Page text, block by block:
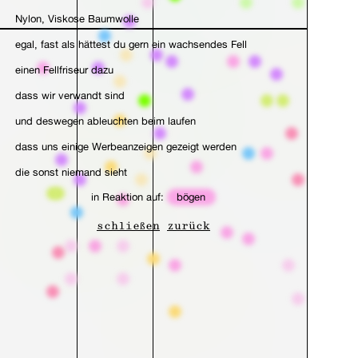
Nylon, Viskose Baumwolle
egal, fast als hättest du gern ein wachsendes Fell
einen Fellfriseur dazu
dass wir verwandt sind
und deswegen ableuchten beim laufen
dass uns einige Werbeanzeigen gezeigt werden
die sonst niemand sieht
zum Polieren und zur Geschaffenheit
von Licht in der Höhe
in Reaktion auf: bögen
schließen zurück